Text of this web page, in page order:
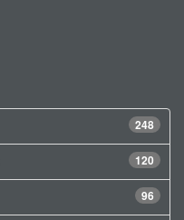
248
120
96